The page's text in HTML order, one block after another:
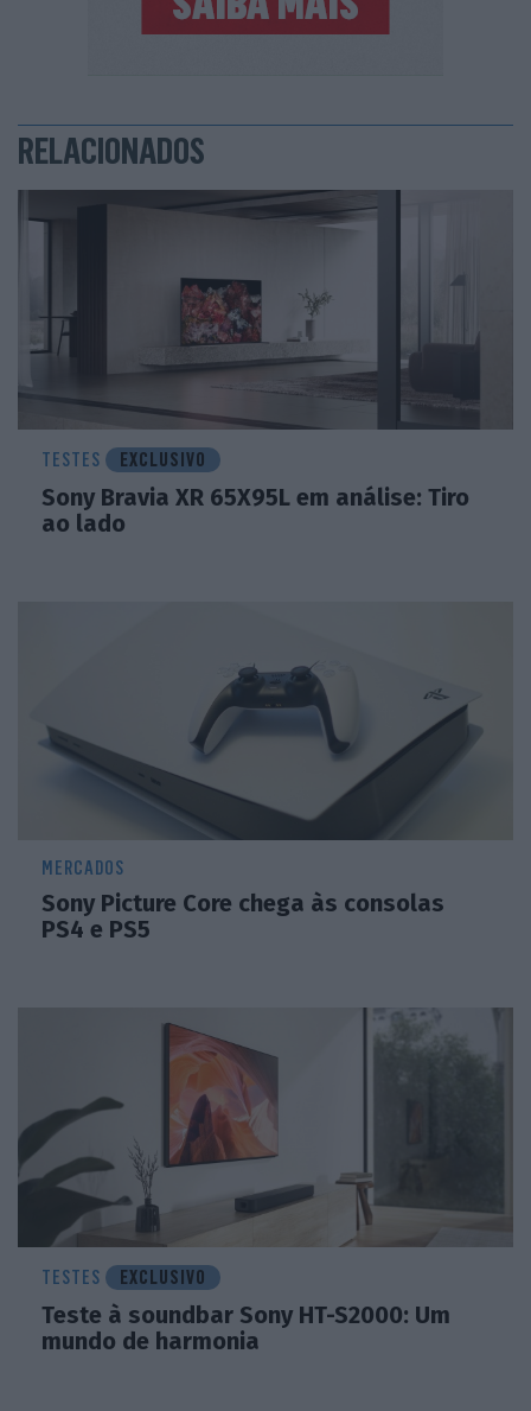
RELACIONADOS
TESTES EXCLUSIVO
Sony Bravia XR 65X95L em análise: Tiro
ao lado
MERCADOS
Sony Picture Core chega às consolas
PS4 e PS5
TESTES EXCLUSIVO
Teste à soundbar Sony HT-S2000: Um
mundo de harmonia